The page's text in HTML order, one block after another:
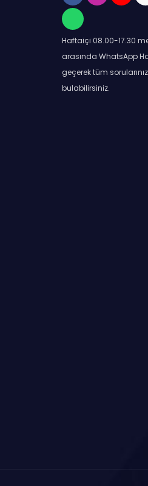
Haftaiçi 08.00-17.30
arasında WhatsApp
geçerek tüm
bulabilirsiniz.